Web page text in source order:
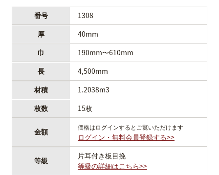
番号
1308
厚
40mm
巾
190mm〜610mm
長
4,500mm
材積
1.2038m3
枚数
15枚
金額 価格はログインするとご覧いただけます
ログイン・無料会員登録する>>
等級
片耳付き板目挽
等級の詳細はこちら>>